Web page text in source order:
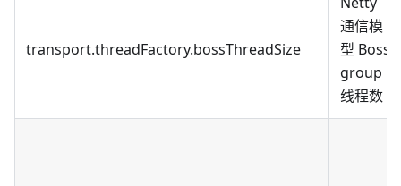
transport.threadFactory.bossThreadSize
通信模
型 Boss
group
线程数